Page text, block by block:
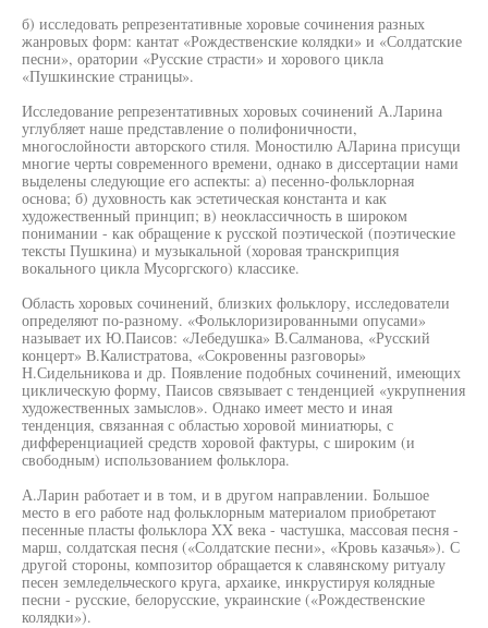
б) исследовать репрезентативные хоровые сочинения разных
жанровых форм: кантат «Рождественские колядки» и «Солдатские
песни», оратории «Русские страсти» и хорового цикла
«Пушкинские страницы».
Исследование репрезентативных хоровых сочинений А.Ларина
углубляет наше представление о полифоничности,
многослойности авторского стиля. Моностилю АЛарина присущи
многие черты современного времени, однако в диссертации нами
выделены следующие его аспекты: а) песенно-фольклорная
основа; б) духовность как эстетическая константа и как
художественный принцип; в) неоклассичность в широком
понимании - как обращение к русской поэтической (поэтические
тексты Пушкина) и музыкальной (хоровая транскрипция
вокального цикла Мусоргского) классике.
Область хоровых сочинений, близких фольклору, исследователи
определяют по-разному. «Фольклоризированными опусами»
называет их Ю.Паисов: «Лебедушка» В.Салманова, «Русский
концерт» В.Калистратова, «Сокровенны разговоры»
Н.Сидельникова и др. Появление подобных сочинений, имеющих
циклическую форму, Паисов связывает с тенденцией «укрупнения
художественных замыслов». Однако имеет место и иная
тенденция, связанная с областью хоровой миниатюры, с
дифференциацией средств хоровой фактуры, с широким (и
свободным) использованием фольклора.
А.Ларин работает и в том, и в другом направлении. Большое
место в его работе над фольклорным материалом приобретают
песенные пласты фольклора XX века - частушка, массовая песня -
марш, солдатская песня («Солдатские песни», «Кровь казачья»). С
другой стороны, композитор обращается к славянскому ритуалу
песен земледельческого круга, архаике, инкрустируя колядные
песни - русские, белорусские, украинские («Рождественские
колядки»).